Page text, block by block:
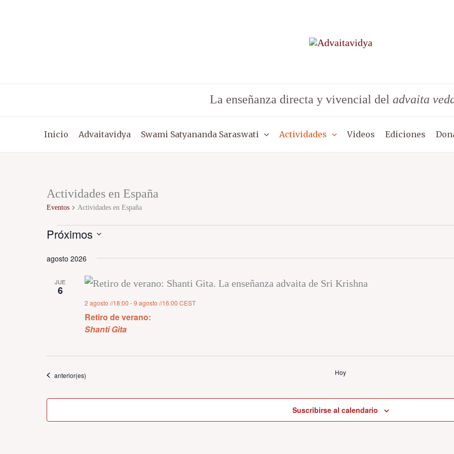
La enseñanza directa y vivencial del advaita
Inicio Advaitavidya Swami Satyananda Saraswati Actividades Videos Ediciones
Actividades en España
Eventos Actividades en España
Eventos
Próximos
la
fecha.
agosto 2026
JUE
6
Retiro de verano:
Shanti Gita
2 agosto //18:00 -9 agosto //16:00 CEST
Eventos
anterior(es) Hoy
Suscribirse al calendario